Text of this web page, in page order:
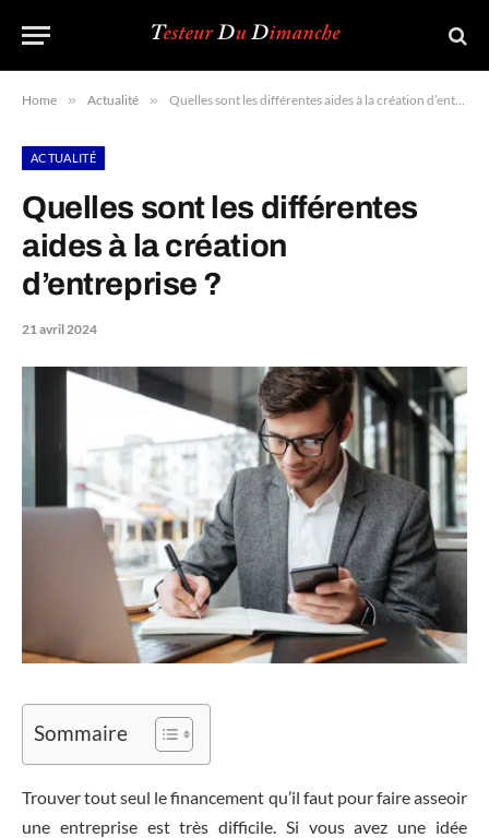
Home » Actualité » Quelles sont les différentes aides à la création d’entreprise ?
ACTUALITÉ
Quelles sont les différentes
aides à la création
d’entreprise ?
21 avril 2024
Sommaire
Trouver tout seul le financement qu’il faut pour faire asseoir
une entreprise est très difficile. Si vous avez une idée